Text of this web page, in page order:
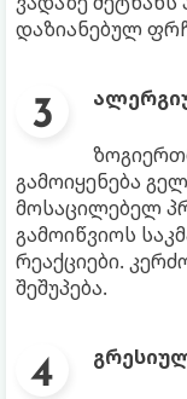
დაზიანებულ
გამოიყენება
მოსაცილებელ
გამოიწვიოს
რეაქციები.
შეშუპება.